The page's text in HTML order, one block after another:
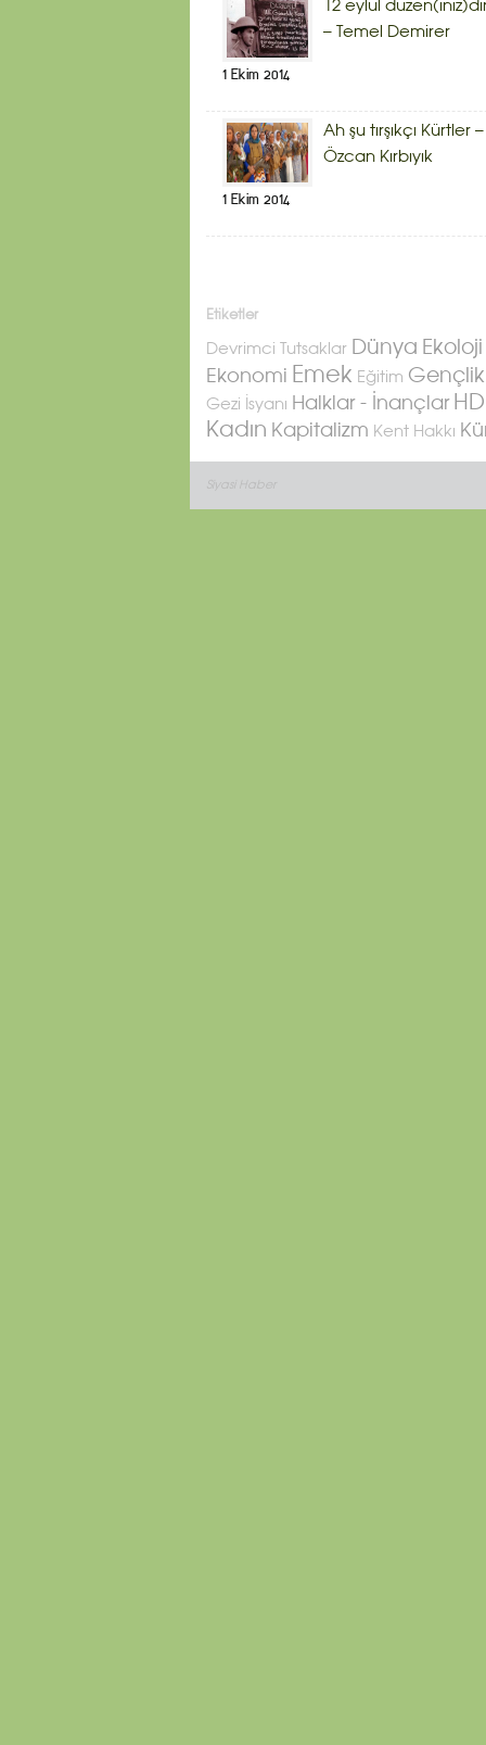
12 eylül
– Temel Demirer
1 Ekim 2014
Ah şu tırşıkçı Kürtler –
Özcan Kırbıyık
1 Ekim 2014
Etiketler
Devrimci Tutsaklar Dünya Ekoloji
Ekonomi Emek Eğitim Gençlik
Gezi İsyanı Halklar - İnançlar
Kadın Kapitalizm Kent Hakkı
Siyasi Haber